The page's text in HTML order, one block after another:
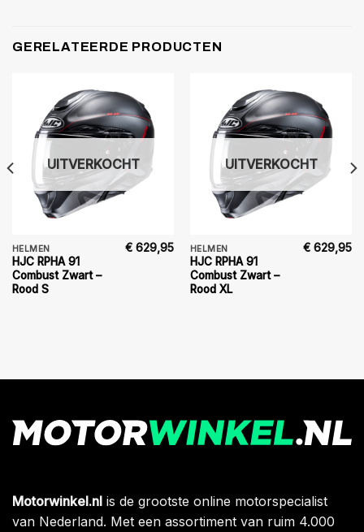
GERELATEERDE PRODUCTEN
UITVERKOCHT
HELMEN
HJC RPHA 91
Combust Zwart –
Rood S
€ 629,95
UITVERKOCHT
HELMEN
HJC RPHA 91
Combust Zwart –
Rood XL
€ 629,95
Motorwinkel.nl is de grootste online motorspecialist
van Nederland. Met een assortiment van ruim 4.000